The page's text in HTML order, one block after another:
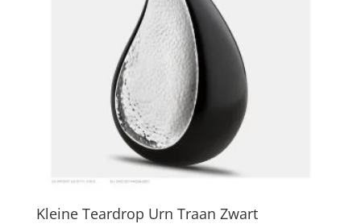
Kleine Teardrop Urn Traan Zwart